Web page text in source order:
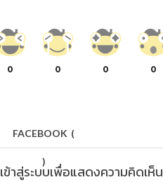
0 0 0 0
FACEBOOK (
)
เข้าสู่ระบบเพื่อแสดงความคิดเห็น